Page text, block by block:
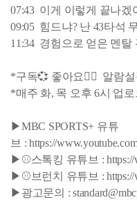
07:43 이게 이렇게 끝나겠
09:05 힘드냐? 난 43타석
11:34 경험으로 얻은 멘탈
*구독💞 좋아요👍🏻 알람
*매주 화, 목 오후 6시 업
▶MBC SPORTS+ 유튜
브 : https://
▶⚾스톡킹 유튜브 : https://
▶⚾브런치 유튜브 : https://
▶광고문의 :